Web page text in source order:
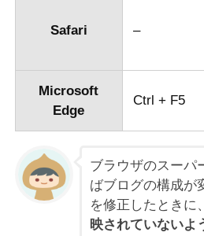
Safari –
Microsoft
Edge
Ctrl + F5
ブラウザのスーパ
ばブログの構成が
を修正したときに
映されていないよ